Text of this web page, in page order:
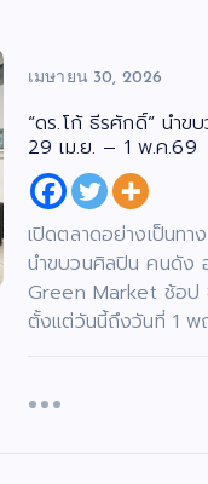
เมษายน 30, 2026
“ดร.โก้ ธีรศักดิ์” นำ
29 เม.ย. – 1 พ.ค.69
เปิดตลาดอย่างเป็นทา
นำขบวนศิลปิน คนดัง
Green Market ช้อป
ตั้งแต่วันนี้ถึงวันที่ 1